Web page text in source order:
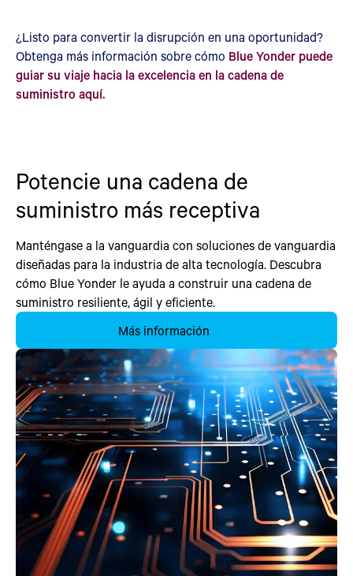
¿Listo para convertir la disrupción en una oportunidad?
Obtenga más información sobre cómo Blue Yonder puede
guiar su viaje hacia la excelencia en la cadena de
suministro aquí.
Potencie una cadena de
suministro más receptiva
Manténgase a la vanguardia con soluciones de vanguardia
diseñadas para la industria de alta tecnología. Descubra
cómo Blue Yonder le ayuda a construir una cadena de
suministro resiliente, ágil y eficiente.
Más información